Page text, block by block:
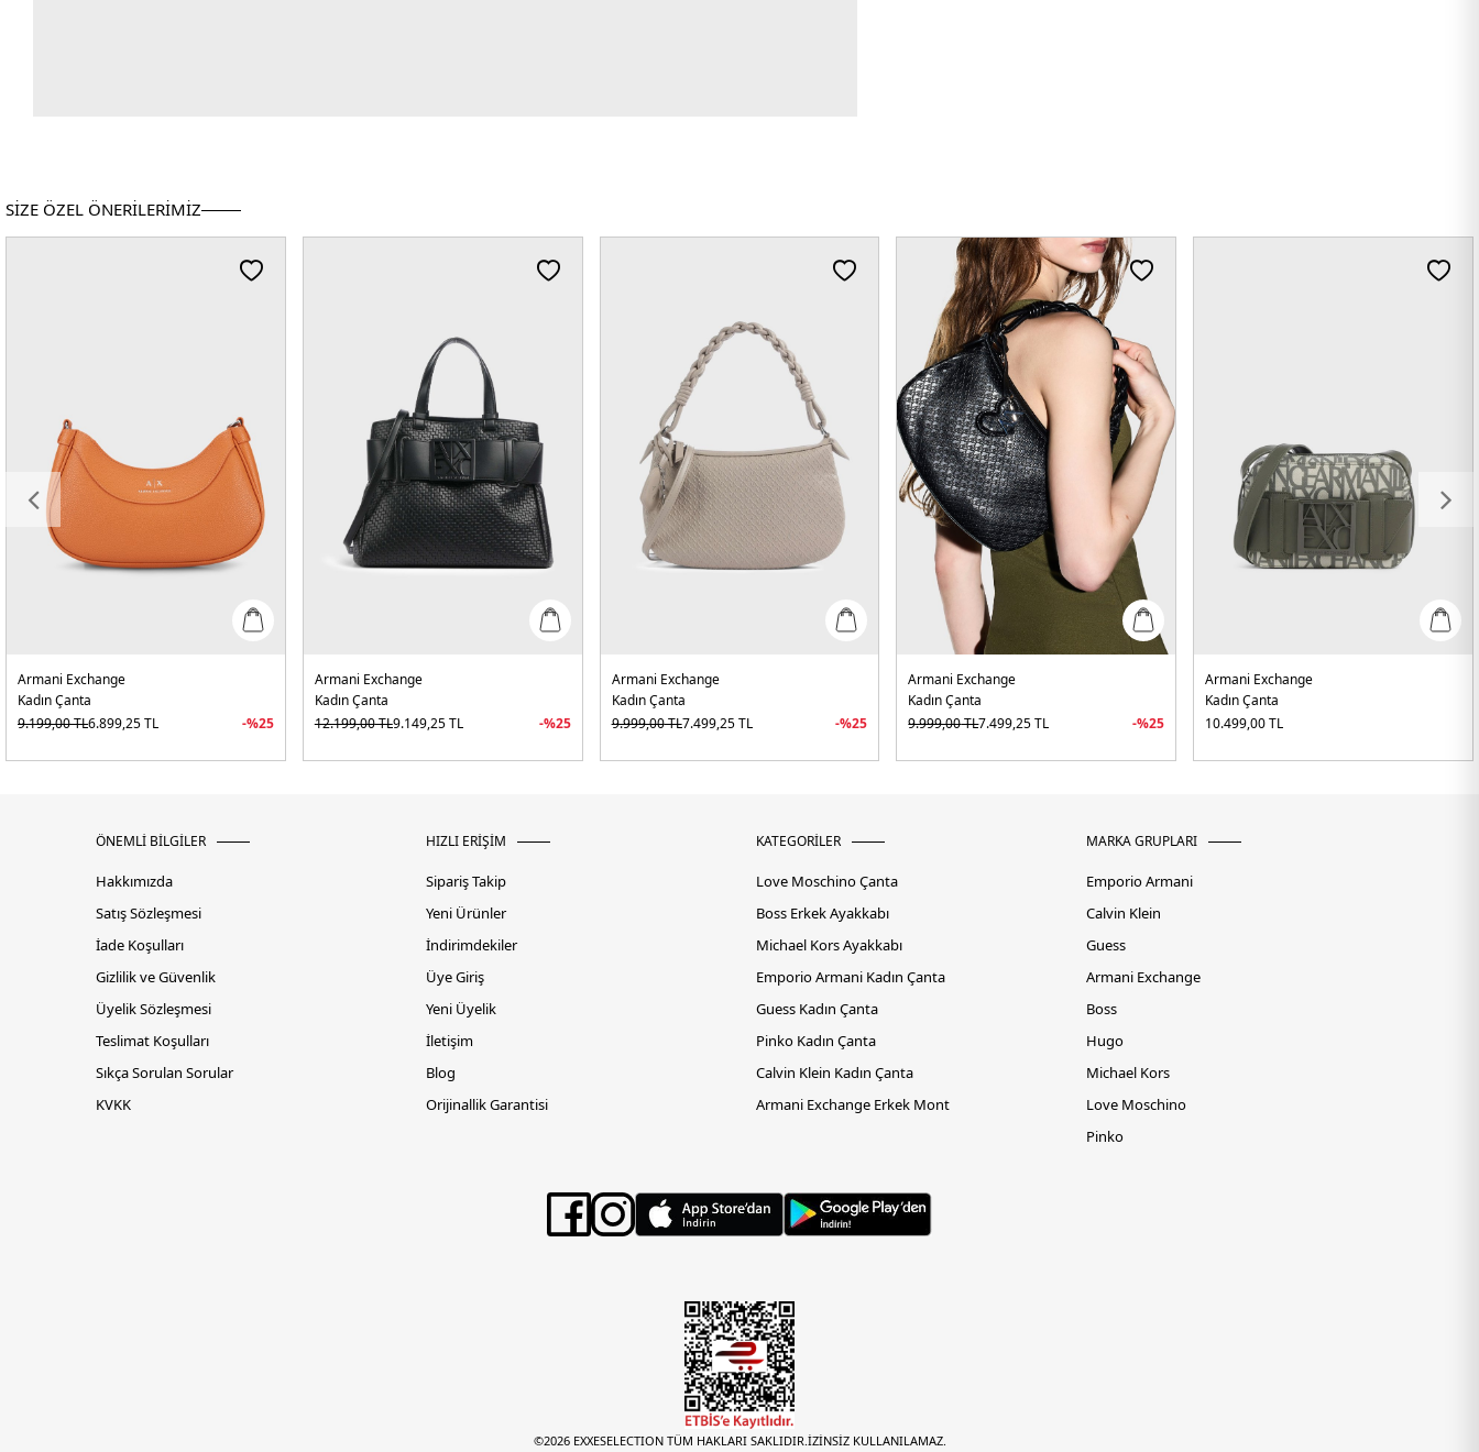
SİZE ÖZEL ÖNERİLERİMİZ
Armani Exchange
Kadın Çanta
9.199,00TL6.899,25TL -%25
Armani Exchange
Kadın Çanta
12.199,00TL9.149,25TL -%25
Armani Exchange
Kadın Çanta
9.999,00TL7.499,25TL -%25
Armani Exchange
Kadın Çanta
9.999,00TL7.499,25TL -%25
Armani Exchange
Kadın Çanta
10.499,00TL
ÖNEMLİ BİLGİLER
Hakkımızda
Satış Sözleşmesi
İade Koşulları
Gizlilik ve Güvenlik
Üyelik Sözleşmesi
Teslimat Koşulları
Sıkça Sorulan Sorular
KVKK
HIZLI ERİŞİM
Sipariş Takip
Yeni Ürünler
İndirimdekiler
Üye Giriş
Yeni Üyelik
İletişim
Blog
Orijinallik Garantisi
KATEGORİLER
Love Moschino Çanta
Boss Erkek Ayakkabı
Michael Kors Ayakkabı
Emporio Armani Kadın Çanta
Guess Kadın Çanta
Pinko Kadın Çanta
Calvin Klein Kadın Çanta
Armani Exchange Erkek Mont
MARKA GRUPLARI
Emporio Armani
Calvin Klein
Guess
Armani Exchange
Boss
Hugo
Michael Kors
Love Moschino
Pinko
©2026 EXXESELECTION TÜM HAKLARI SAKLIDIR.İZİNSİZ KULLANILAMAZ.